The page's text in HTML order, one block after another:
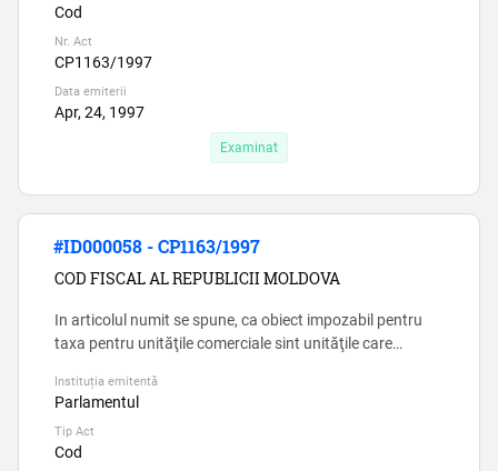
Cod
Nr. Act
CP1163/1997
Data emiterii
Apr, 24, 1997
Examinat
#ID000058 - CP1163/1997
COD FISCAL AL REPUBLICII MOLDOVA
In articolul numit se spune, ca obiect impozabil pentru
taxa pentru unităţile comerciale sint unităţile care
comerţul interior nr.231/2010 (conform CAEM), insa intr-
o unitate de comert pot fi mai multe tipuri de activitati,
deci apare intrebarea, cum anume se achita cota.
Explicatii clare nu-s, si aici e un moment coruption...
Instituția emitentă
Parlamentul
Tip Act
Cod